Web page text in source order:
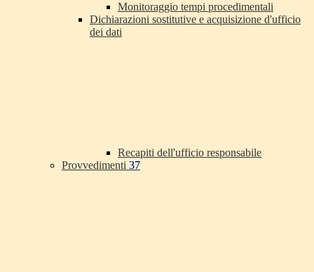
Monitoraggio tempi procedimentali
Dichiarazioni sostitutive e acquisizione d'ufficio
dei dati
Recapiti dell'ufficio responsabile
Provvedimenti 37